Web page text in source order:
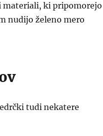
materiali, ki pripomorejo
nudijo želeno mero
tudi nekatere